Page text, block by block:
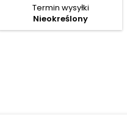
Termin wysyłki
Nieokreślony